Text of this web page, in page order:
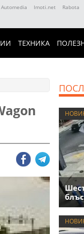
Automedia Imoti.net Rabota
ТЕХНИКА